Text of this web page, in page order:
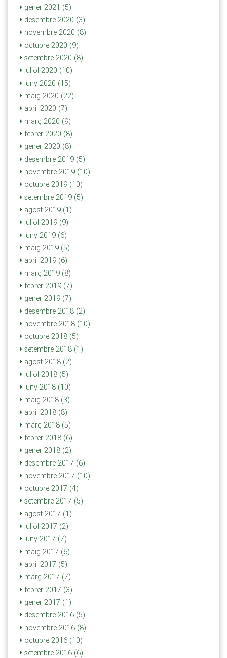
gener 2021 (5)
desembre 2020 (3)
novembre 2020 (8)
octubre 2020 (9)
setembre 2020 (8)
juliol 2020 (10)
juny 2020 (15)
maig 2020 (22)
abril 2020 (7)
març 2020 (9)
febrer 2020 (8)
gener 2020 (8)
desembre 2019 (5)
novembre 2019 (10)
octubre 2019 (10)
setembre 2019 (5)
agost 2019 (1)
juliol 2019 (9)
juny 2019 (6)
maig 2019 (5)
abril 2019 (6)
març 2019 (8)
febrer 2019 (7)
gener 2019 (7)
desembre 2018 (2)
novembre 2018 (10)
octubre 2018 (5)
setembre 2018 (1)
agost 2018 (2)
juliol 2018 (5)
juny 2018 (10)
maig 2018 (3)
abril 2018 (8)
març 2018 (5)
febrer 2018 (6)
gener 2018 (2)
desembre 2017 (6)
novembre 2017 (10)
octubre 2017 (4)
setembre 2017 (5)
agost 2017 (1)
juliol 2017 (2)
juny 2017 (7)
maig 2017 (6)
abril 2017 (5)
març 2017 (7)
febrer 2017 (3)
gener 2017 (1)
desembre 2016 (5)
novembre 2016 (8)
octubre 2016 (10)
setembre 2016 (6)